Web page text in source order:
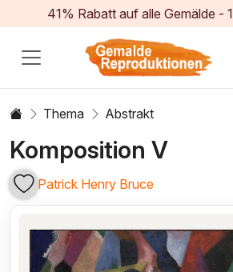
41% Rabatt auf alle Gemälde -1
Thema Abstrakt
Komposition V
Patrick Henry Bruce